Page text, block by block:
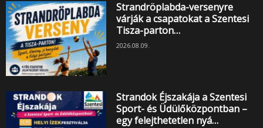
Strandröplabda-versenyre
várják a csapatokat a Szentesi
Tisza-parton…
2026.08.09.
Strandok Éjszakája a Szentesi
Sport- és Üdülőközpontban –
egy felejthetetlen nyá…